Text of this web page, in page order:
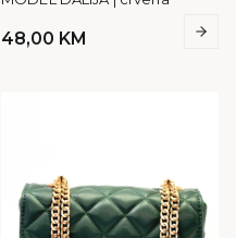
48,00 KM